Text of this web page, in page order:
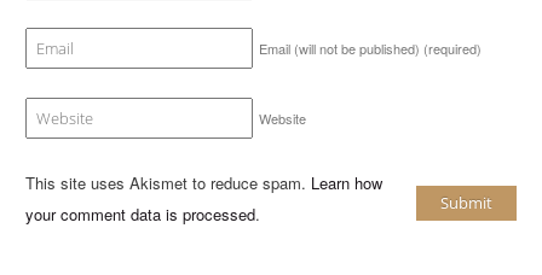
Email (will not be published) (required)
Website
This site uses Akismet to reduce spam. Learn how
your comment data is processed.